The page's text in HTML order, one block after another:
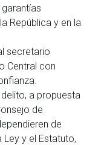
República y en la
secretario
Central con
a propuesta
de
de
y el Estatuto,